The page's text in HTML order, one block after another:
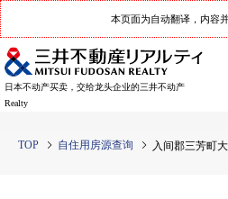
本页面为自动翻译，内容
日本不动产买卖，交给龙头企业的三井不动产
Realty
TOP 自住用房源查询 入间郡三芳町